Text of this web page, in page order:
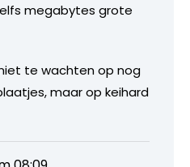
megabytes grote
te wachten op nog
maar op keihard